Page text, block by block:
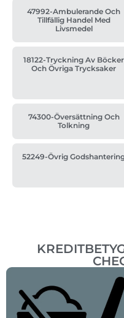
47992-Ambulerande Och
Tillfällig Handel Med
Livsmedel
18122-Tryckning Av Böcker
Och Övriga Trycksaker
74300-Översättning Och
Tolkning
52249-Övrig